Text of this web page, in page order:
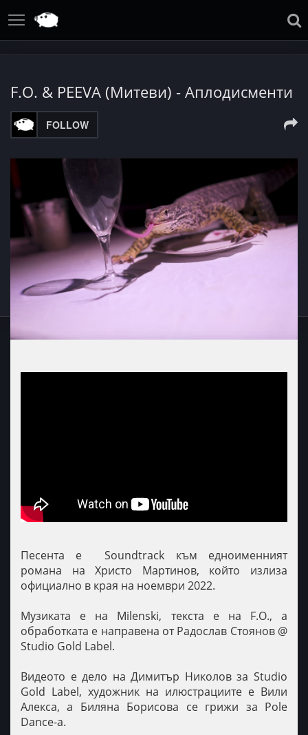
F.O. & PEEVA (Митеви) - Аплодисменти
FOLLOW
Песента е Soundtrack към едноименният
романа на Христо Мартинов, който излиза
официално в края на ноември 2022.
Музиката е на Milenski, текста е на F.O., а
обработката е направена от Радослав Стоянов @
Studio Gold Label.
Видеото е дело на Димитър Николов за Studio
Gold Label, художник на илюстрациите е Вили
Алекса, а Биляна Борисова се грижи за Pole
Dance-а.